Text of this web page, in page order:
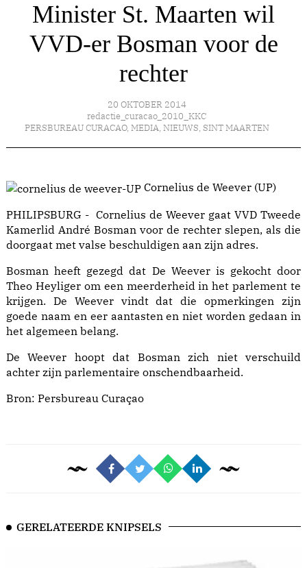
Minister St. Maarten wil
VVD-er Bosman voor de
rechter
20 OKTOBER 2014
redactie_curacao_2010_KKC
PERSBUREAU CURACAO, MEDIA, NIEUWS, SINT MAARTEN
Cornelius de Weever (UP)
PHILIPSBURG - Cornelius de Weever gaat VVD Tweede
Kamerlid André Bosman voor de rechter slepen, als die
doorgaat met valse beschuldigen aan zijn adres.
Bosman heeft gezegd dat De Weever is gekocht door
Theo Heyliger om een meerderheid in het parlement te
krijgen. De Weever vindt dat die opmerkingen zijn
goede naam en eer aantasten en niet worden gedaan in
het algemeen belang.
De Weever hoopt dat Bosman zich niet verschuild
achter zijn parlementaire onschendbaarheid.
Bron: Persbureau Curaçao
GERELATEERDE KNIPSELS